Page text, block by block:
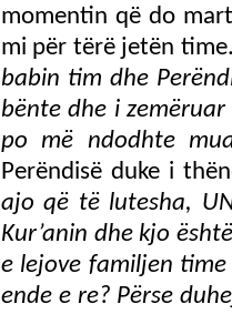
momentin që do
mi për tërë jetën
babin tim dhe
bënte dhe i
po më ndodhte
Perëndisë duke i
ajo që të lutesha,
Kur’anin dhe kjo
e lejove familjen
ende e re? Përse